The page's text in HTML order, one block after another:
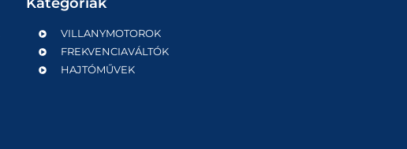
VILLANYMOTOROK
FREKVENCIAVÁLTÓK
HAJTÓMŰVEK